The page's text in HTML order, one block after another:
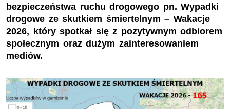
bezpieczeństwa ruchu drogowego pn. Wypadki
drogowe ze skutkiem śmiertelnym – Wakacje
2026, który spotkał się z pozytywnym odbiorem
społecznym oraz dużym zainteresowaniem
mediów.